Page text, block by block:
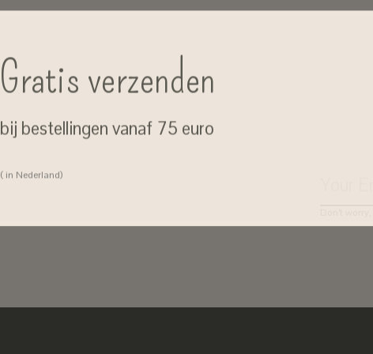
Gratis verzenden
bij bestellingen vanaf 75 euro
( in Nederland)